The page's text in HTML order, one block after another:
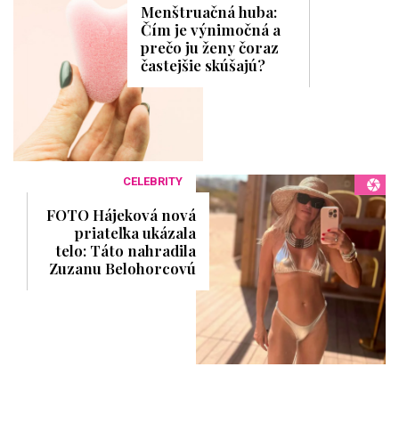
Menštruačná huba:
Čím je výnimočná a
prečo ju ženy čoraz
častejšie skúšajú?
CELEBRITY
FOTO Hájeková nová
priateľka ukázala
telo: Táto nahradila
Zuzanu Belohorcovú